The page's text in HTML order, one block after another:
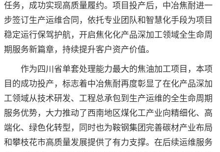
任务，成功实现高质量履约。项目投产后，中冶焦耐进一
步签订生产运维合同，依托专业团队和智慧化手段为项目
稳定运行保驾护航，开启焦化化产品深加工领域全生命周
期服务新篇章，持续提升客户资产价值。
作为四川省单套处理能力最大的焦油加工项目，本项
目的成功投产，标志着中冶焦耐再度彰显了在化产品深加
工领域从技术研发、工程总承包到生产运维的全生命周期
服务优势，大力推动了西南地区煤化工产业向精细化、高
端化、绿色化转型，同时也为鞍钢集团完善碳材产业布局
和攀枝花市高质量发展提供了有力支撑。在后续运维服务